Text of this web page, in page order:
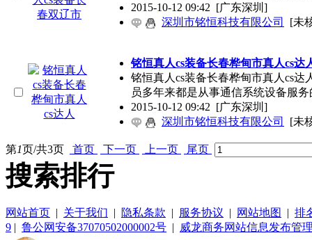
2015-10-12 09:42 [广东深圳]
深圳市铭恒科技有限公司
[未
铭恒真人cs装备长春桦甸市真人cs达
铭恒真人cs装备长春桦甸市真人cs
员多年来都是从事通信系统设备服务
2015-10-12 09:42 [广东深圳]
深圳市铭恒科技有限公司
[未
第1页/共3页 首页 下一页 上一页 尾页
搜索排行
网站首页 | 关于我们 | 隐私条款 | 服务协议 | 网站地图 | 排
9 | 鲁公网安备37070502000002号 | 威龙商务网站信息发布管